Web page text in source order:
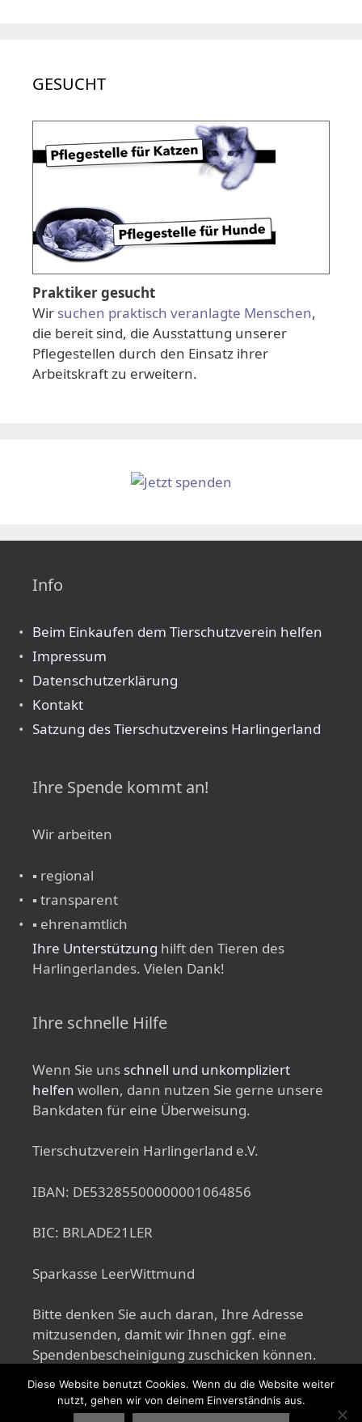
GESUCHT
Praktiker gesucht
Wir suchen praktisch veranlagte Menschen,
die bereit sind, die Ausstattung unserer
Pflegestellen durch den Einsatz ihrer
Arbeitskraft zu erweitern.
Info
Beim Einkaufen dem Tierschutzverein helfen
Impressum
Datenschutzerklärung
Kontakt
Satzung des Tierschutzvereins Harlingerland
Ihre Spende kommt an!
Wir arbeiten
▪ regional
▪ transparent
▪ ehrenamtlich
Ihre Unterstützung hilft den Tieren des
Harlingerlandes. Vielen Dank!
Ihre schnelle Hilfe
Wenn Sie uns schnell und unkompliziert
helfen wollen, dann nutzen Sie gerne unsere
Bankdaten für eine Überweisung.
Tierschutzverein Harlingerland e.V.
IBAN: DE53285500000001064856
BIC: BRLADE21LER
Sparkasse LeerWittmund
Bitte denken Sie auch daran, Ihre Adresse
mitzusenden, damit wir Ihnen ggf. eine
Spendenbescheinigung zuschicken können.
Diese Website benutzt Cookies. Wenn du die Website weiter
nutzt, gehen wir von deinem Einverständnis aus.